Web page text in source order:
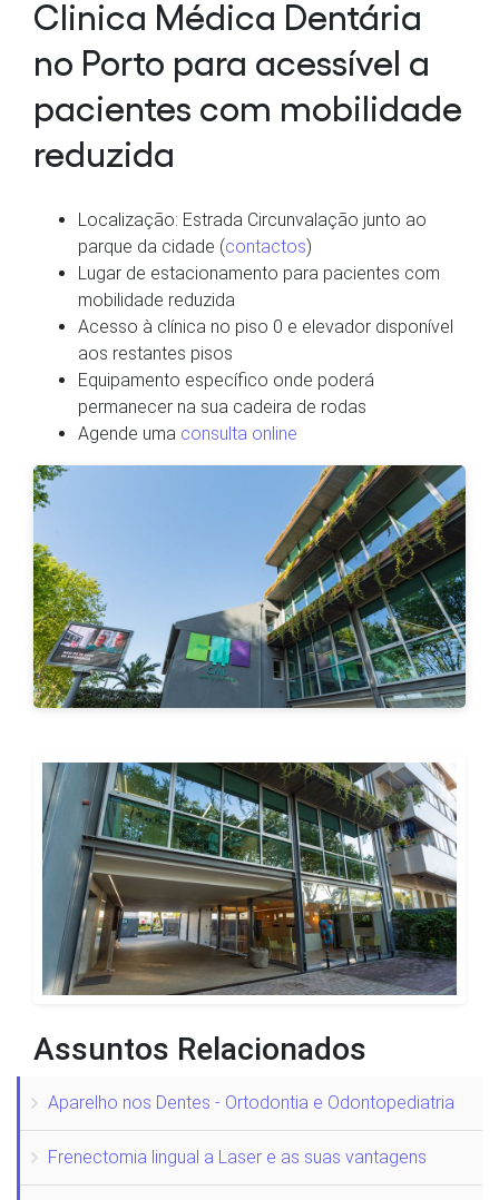
Clinica Médica Dentária
no Porto para acessível a
pacientes com mobilidade
reduzida
Localização: Estrada Circunvalação junto ao
parque da cidade (contactos)
Lugar de estacionamento para pacientes com
mobilidade reduzida
Acesso à clínica no piso 0 e elevador disponível
aos restantes pisos
Equipamento específico onde poderá
permanecer na sua cadeira de rodas
Agende uma consulta online
Assuntos Relacionados
Aparelho nos Dentes - Ortodontia e Odontopediatria
Frenectomia lingual a Laser e as suas vantagens